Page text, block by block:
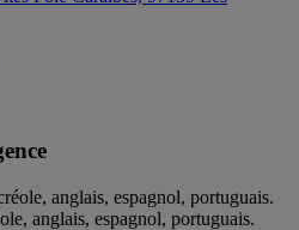
anglais, espagnol, portuguais.